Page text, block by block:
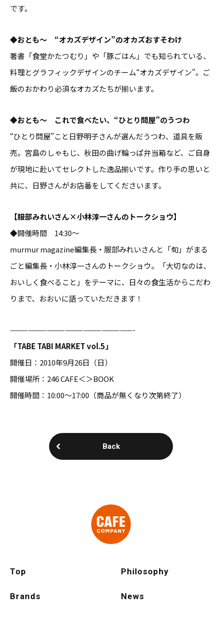
です。
◆おとも〜 “オカズデザイン”のオカズおすそわけ
著書「食堂かたつむり」や「豚ごはん」でも知られている、
料理とグラフィックデザインのチーム“オカズデザイン”。ご
飯のおかわり必須なオカズたちが揃います。
◆おとも〜 これで食べたい、“ひとり問屋”のうつわ
“ひとり問屋”こと日野明子さんが選んだうつわ、道具を販
売。宮島のしゃもじ、秋田の曲げ輪っぱ弁当箱など、ご自身
が現地に赴いてセレクトした逸品揃いです。作り手の思いと
共に、日野さんがお店番をしてくださいます。
【服部みれいさん×小林淳一さんのトークショウ】
◆開催時間 14:30〜
murmur magazine編集長・服部みれいさんと「旬」がまる
ごと編集長・小林淳一さんのトークショウ。「大切なのは、
おいしく食べること」をテーマに、日々の食生活からこだわ
りまで、おおいに語っていただきます！
————————————————————-
「TABE TABI MARKET vol.5」
開催日：2010年9月26日（日）
開催場所：246 CAFE＜＞BOOK
開催時間：10:00〜17:00（商品が無くなり次第終了）
Back
Top Philosophy
Brands News